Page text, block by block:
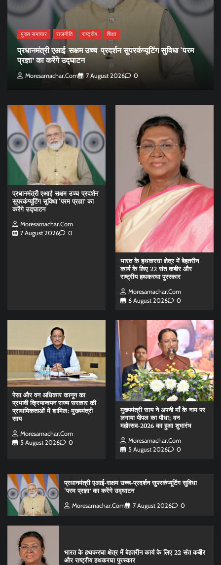
मुख्य समाचार राजनीति राष्ट्रीय शिक्षा
प्रधानमंत्री एआई-सक्षम उच्च-प्रदर्शन सुपरकंप्यूटिंग सुविधा ‘परम
प्रज्ञा’ का करेंगे उद्घाटन
Moresamachar.com 7 August 2026 0
प्रधानमंत्री एआई-सक्षम उच्च-प्रदर्शन
सुपरकंप्यूटिंग सुविधा ‘परम प्रज्ञा’ का
करेंगे उद्घाटन
Moresamachar.com
7 August 2026
0
भारत के हथकरघा क्षेत्र में बेहतरीन
कार्य के लिए 22 संत कबीर और
राष्ट्रीय हथकरघा पुरस्कार
Moresamachar.com
6 August 2026
0
पेसा और वन अधिकार कानून का
प्रभावी क्रियान्वयन राज्य सरकार की
प्राथमिकताओं में शामिल: मुख्यमंत्री
साय
Moresamachar.com
5 August 2026
0
मुख्यमंत्री साय ने अपनी माँ के नाम पर
लगाया पीपल का पौधा; वन
महोत्सव-2026 का हुआ शुभारंभ
Moresamachar.com
5 August 2026
0
प्रधानमंत्री एआई-सक्षम उच्च-प्रदर्शन सुपरकंप्यूटिंग सुविधा
‘परम प्रज्ञा’ का करेंगे उद्घाटन
Moresamachar.com 7 August 2026 0
भारत के हथकरघा क्षेत्र में बेहतरीन कार्य के लिए 22 संत कबीर
और राष्ट्रीय हथकरघा पुरस्कार